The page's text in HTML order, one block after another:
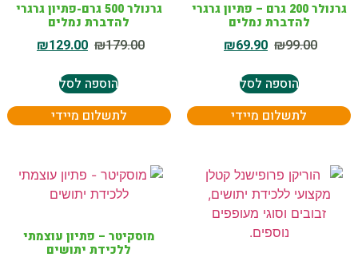
גרנולר 200 גרם – פתיון גרגרי
להדברת נמלים
₪99.00
₪69.90
הוספה לסל
לתשלום מיידי
גרנולר 500 גרם-פתיון גרגרי
להדברת נמלים
₪179.00
₪129.00
הוספה לסל
לתשלום מיידי
מוסקיטר – פתיון עוצמתי
ללכידת יתושים